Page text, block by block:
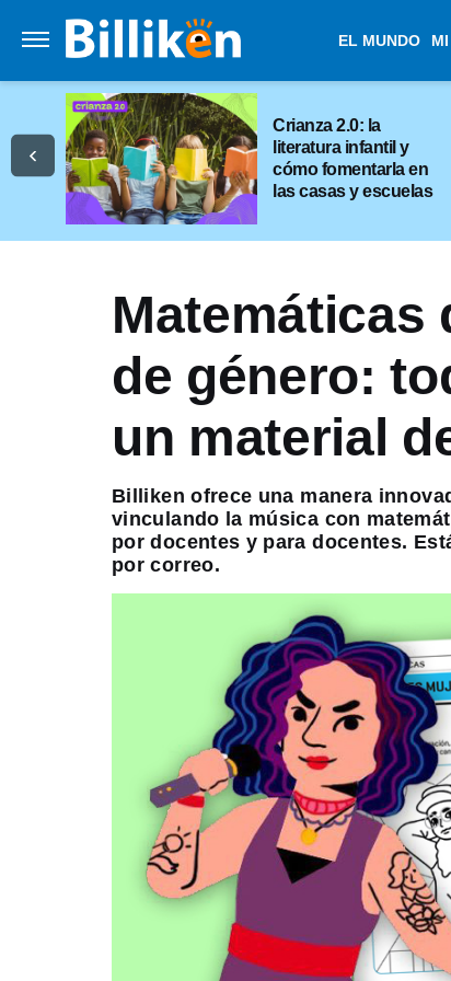
EL MUNDO
Crianza 2.0: la
literatura infantil y
cómo fomentarla en
las casas y escuelas
Matemáticas
de género:
un material
Billiken ofrece una manera
vinculando la música con
por docentes y para docentes.
por correo.